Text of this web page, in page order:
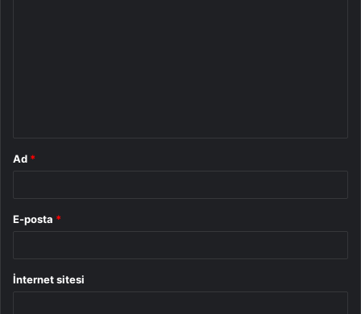
Ad *
E-posta *
İnternet sitesi